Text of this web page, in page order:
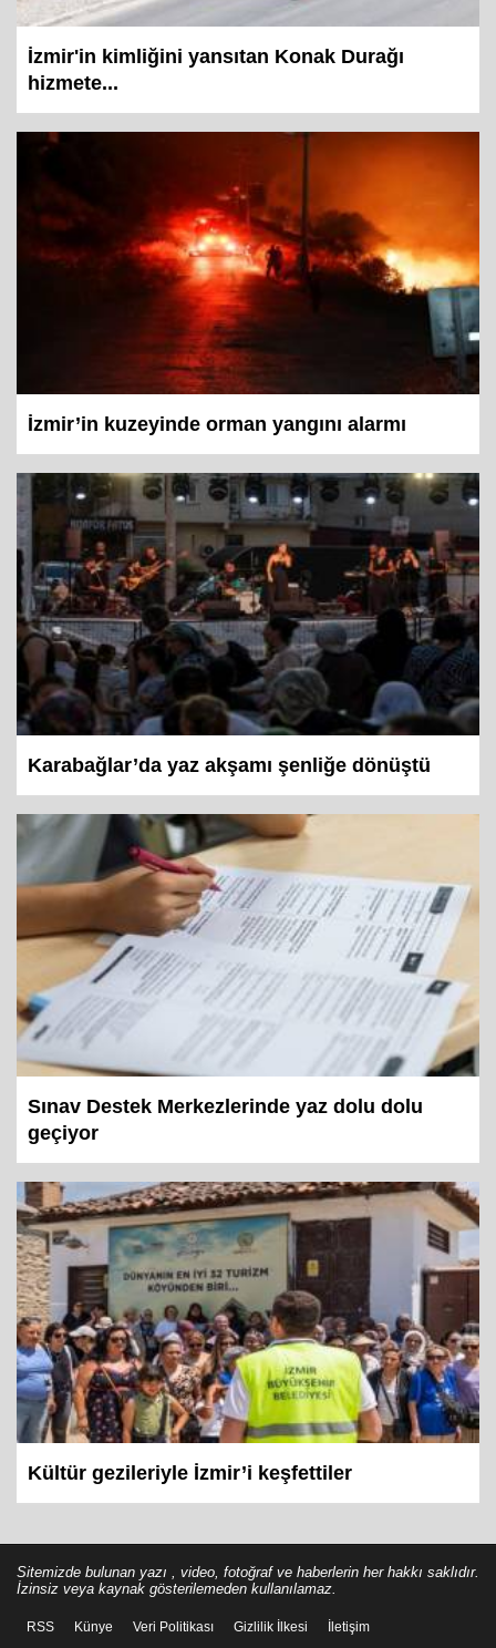
İzmir'in kimliğini yansıtan Konak Durağı
hizmete...
İzmir’in kuzeyinde orman yangını alarmı
Karabağlar’da yaz akşamı şenliğe dönüştü
Sınav Destek Merkezlerinde yaz dolu dolu
geçiyor
Kültür gezileriyle İzmir’i keşfettiler
Sitemizde bulunan yazı , video, fotoğraf ve haberlerin her hakkı saklıdır.
İzinsiz veya kaynak gösterilemeden kullanılamaz.